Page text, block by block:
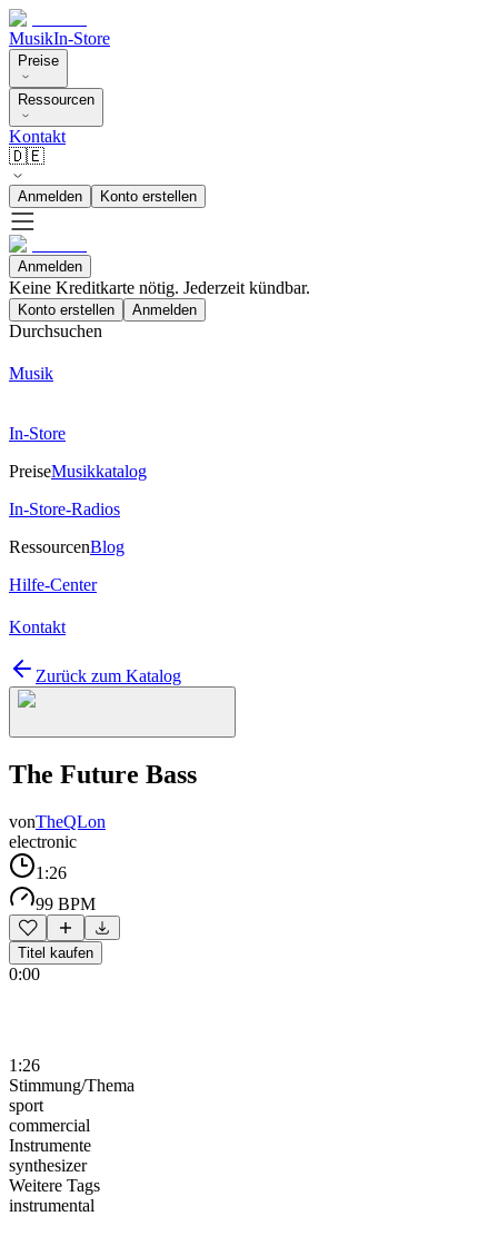
MusikIn-Store
Preise
Ressourcen
Kontakt
🇩🇪
Anmelden Konto erstellen
Anmelden
Keine Kreditkarte nötig. Jederzeit kündbar.
Konto erstellen Anmelden
Durchsuchen
Musik
In-Store
PreiseMusikkatalog
In-Store-Radios
RessourcenBlog
Hilfe-Center
Kontakt
Zurück zum Katalog
The Future Bass
vonTheQLon
electronic
1:26
99 BPM
Titel kaufen
0:00
1:26
Stimmung/Thema
sport
commercial
Instrumente
synthesizer
Weitere Tags
instrumental